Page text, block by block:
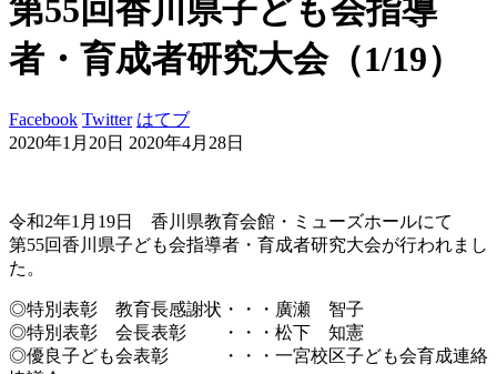
第55回香川県子ども会指導
者・育成者研究大会（1/19）
Facebook Twitter はてブ
2020年1月20日 2020年4月28日
令和2年1月19日 香川県教育会館・ミューズホールにて
第55回香川県子ども会指導者・育成者研究大会が行われまし
た。
◎特別表彰 教育長感謝状・・・廣瀬 智子
◎特別表彰 会長表彰 ・・・松下 知憲
◎優良子ども会表彰 ・・・一宮校区子ども会育成連絡